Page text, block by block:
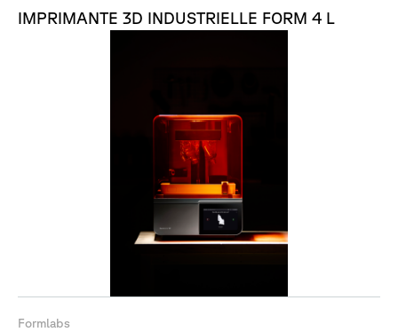
IMPRIMANTE 3D INDUSTRIELLE FORM 4 L
Formlabs